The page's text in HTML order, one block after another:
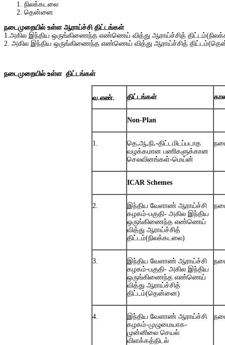
நிலக்கடலை
தென்னை
நடைமுறையில் உள்ள ஆராய்ச்சி திட்டங்கள்
1.அகில இந்திய ஒருங்கிணைந்த எண்ணெய் வித்து ஆராய்ச்சித்
2. அகில இந்திய ஒருங்கிணைந்த எண்ணெய் வித்து ஆராய்ச்சித்
நடைமுறையில் உள்ள திட்டங்கள்
வ.எண். திட்டங்கள்
Non-Plan
1. தெ.ஆ.நி.-திட்டமிடப்படாத
வழக்கமான பணிகளுக்கான
செலவினங்கள்-மெய்ன்
ICAR Schemes
2. இந்திய வேளாண் ஆராய்ச்சி
கழகம்-பகுதி- அகில இந்திய
ஒருங்கிணைந்த எண்ணெய்
வித்து ஆராய்ச்சித்
திட்டம்(நிலக்கடலை)
3. இந்திய வேளாண் ஆராய்ச்சி
கழகம்-பகுதி- அகில இந்திய
ஒருங்கிணைந்த எண்ணெய்
வித்து ஆராய்ச்சித்
திட்டம்(தென்னை)
4. இந்திய வேளாண் ஆராய்ச்சி
கழகம்-முழுமையாக-
முன்னிலை செயல்
விளக்கத்திடல்